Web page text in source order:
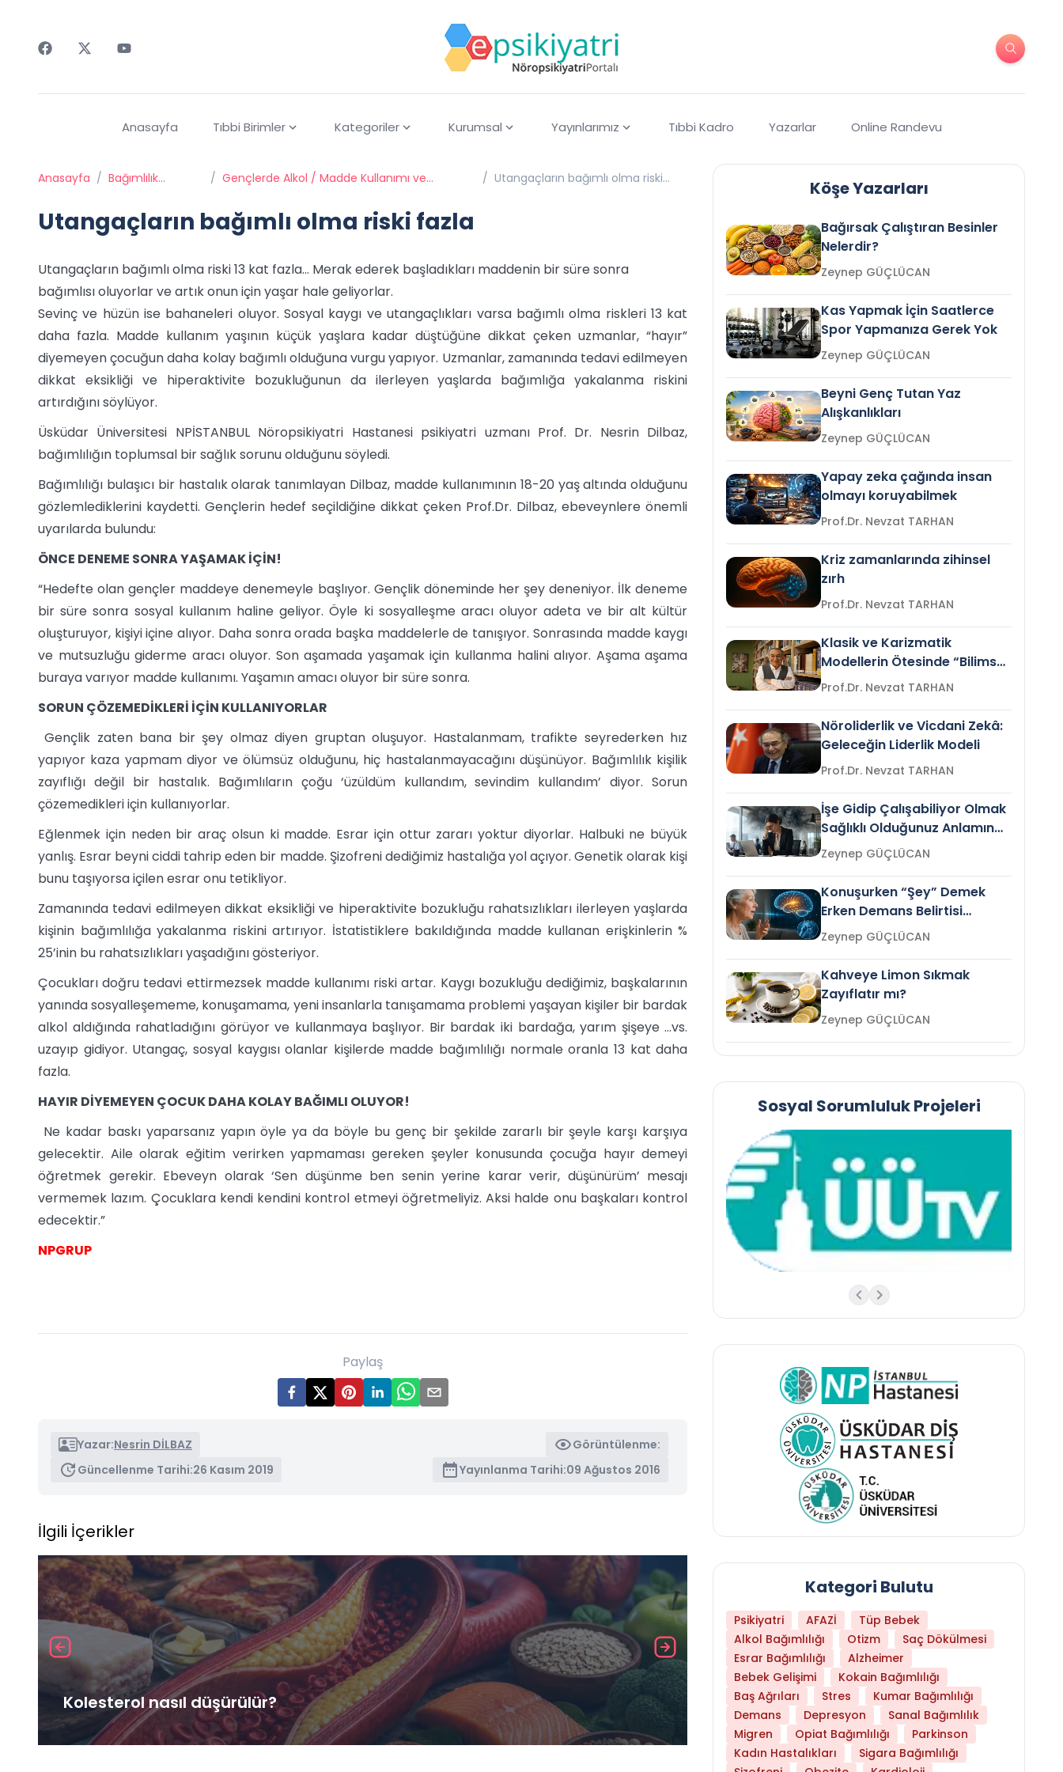
Anasayfa Tıbbi Birimler Kategoriler Kurumsal Yayınlarımız Tıbbi Kadro Yazarlar Online Randevu
Anasayfa / Bağımlılık
/ Gençlerde Alkol / Madde Kullanımı ve
/ Utangaçların bağımlı olma riski
Utangaçların bağımlı olma riski fazla
Utangaçların bağımlı olma riski 13 kat fazla… Merak ederek başladıkları maddenin bir süre sonra
bağımlısı oluyorlar ve artık onun için yaşar hale geliyorlar.
Sevinç ve hüzün ise bahaneleri oluyor. Sosyal kaygı ve utangaçlıkları varsa bağımlı olma riskleri 13 kat
daha fazla. Madde kullanım yaşının küçük yaşlara kadar düştüğüne dikkat çeken uzmanlar, “hayır”
diyemeyen çocuğun daha kolay bağımlı olduğuna vurgu yapıyor. Uzmanlar, zamanında tedavi edilmeyen
dikkat eksikliği ve hiperaktivite bozukluğunun da ilerleyen yaşlarda bağımlığa yakalanma riskini
artırdığını söylüyor.
Üsküdar Üniversitesi NPİSTANBUL Nöropsikiyatri Hastanesi psikiyatri uzmanı Prof. Dr. Nesrin Dilbaz,
bağımlılığın toplumsal bir sağlık sorunu olduğunu söyledi.
Bağımlılığı bulaşıcı bir hastalık olarak tanımlayan Dilbaz, madde kullanımının 18-20 yaş altında olduğunu
gözlemlediklerini kaydetti. Gençlerin hedef seçildiğine dikkat çeken Prof.Dr. Dilbaz, ebeveynlere önemli
uyarılarda bulundu:
ÖNCE DENEME SONRA YAŞAMAK İÇİN!
“Hedefte olan gençler maddeye denemeyle başlıyor. Gençlik döneminde her şey deneniyor. İlk deneme
bir süre sonra sosyal kullanım haline geliyor. Öyle ki sosyalleşme aracı oluyor adeta ve bir alt kültür
oluşturuyor, kişiyi içine alıyor. Daha sonra orada başka maddelerle de tanışıyor. Sonrasında madde kaygı
ve mutsuzluğu giderme aracı oluyor. Son aşamada yaşamak için kullanma halini alıyor. Aşama aşama
buraya varıyor madde kullanımı. Yaşamın amacı oluyor bir süre sonra.
SORUN ÇÖZEMEDİKLERİ İÇİN KULLANIYORLAR
Gençlik zaten bana bir şey olmaz diyen gruptan oluşuyor. Hastalanmam, trafikte seyrederken hız
yapıyor kaza yapmam diyor ve ölümsüz olduğunu, hiç hastalanmayacağını düşünüyor. Bağımlılık kişilik
zayıflığı değil bir hastalık. Bağımlıların çoğu ‘üzüldüm kullandım, sevindim kullandım’ diyor. Sorun
çözemedikleri için kullanıyorlar.
Eğlenmek için neden bir araç olsun ki madde. Esrar için ottur zararı yoktur diyorlar. Halbuki ne büyük
yanlış. Esrar beyni ciddi tahrip eden bir madde. Şizofreni dediğimiz hastalığa yol açıyor. Genetik olarak kişi
bunu taşıyorsa içilen esrar onu tetikliyor.
Zamanında tedavi edilmeyen dikkat eksikliği ve hiperaktivite bozukluğu rahatsızlıkları ilerleyen yaşlarda
kişinin bağımlılığa yakalanma riskini artırıyor. İstatistiklere bakıldığında madde kullanan erişkinlerin %
25’inin bu rahatsızlıkları yaşadığını gösteriyor.
Çocukları doğru tedavi ettirmezsek madde kullanımı riski artar. Kaygı bozukluğu dediğimiz, başkalarının
yanında sosyalleşememe, konuşamama, yeni insanlarla tanışamama problemi yaşayan kişiler bir bardak
alkol aldığında rahatladığını görüyor ve kullanmaya başlıyor. Bir bardak iki bardağa, yarım şişeye …vs.
uzayıp gidiyor. Utangaç, sosyal kaygısı olanlar kişilerde madde bağımlılığı normale oranla 13 kat daha
fazla.
HAYIR DİYEMEYEN ÇOCUK DAHA KOLAY BAĞIMLI OLUYOR!
Ne kadar baskı yaparsanız yapın öyle ya da böyle bu genç bir şekilde zararlı bir şeyle karşı karşıya
gelecektir. Aile olarak eğitim verirken yapmaması gereken şeyler konusunda çocuğa hayır demeyi
öğretmek gerekir. Ebeveyn olarak ‘Sen düşünme ben senin yerine karar verir, düşünürüm’ mesajı
vermemek lazım. Çocuklara kendi kendini kontrol etmeyi öğretmeliyiz. Aksi halde onu başkaları kontrol
edecektir.”
NPGRUP
Paylaş
Yazar:Nesrin DİLBAZ
Görüntülenme:
Güncellenme Tarihi:26 Kasım 2019 Yayınlanma Tarihi:09 Ağustos 2016
İlgili İçerikler
Kolesterol nasıl düşürülür? Daha Az Protein Tüketmek Yaşlanmayı
Köşe Yazarları
Bağırsak Çalıştıran Besinler
Nelerdir?
Zeynep GÜÇLÜCAN
Kas Yapmak İçin Saatlerce
Spor Yapmanıza Gerek Yok
Zeynep GÜÇLÜCAN
Beyni Genç Tutan Yaz
Alışkanlıkları
Zeynep GÜÇLÜCAN
Yapay zeka çağında insan
olmayı koruyabilmek
Prof.Dr. Nevzat TARHAN
Kriz zamanlarında zihinsel
zırh
Prof.Dr. Nevzat TARHAN
Klasik ve Karizmatik
Modellerin Ötesinde “Bilimsel
Liderlik”
Prof.Dr. Nevzat TARHAN
Nöroliderlik ve Vicdani Zekâ:
Geleceğin Liderlik Modeli
Prof.Dr. Nevzat TARHAN
İşe Gidip Çalışabiliyor Olmak
Sağlıklı Olduğunuz Anlamına
Gelir mi?Zeynep GÜÇLÜCAN
Konuşurken “Şey” Demek
Erken Demans Belirtisi
Olabilir mi?Zeynep GÜÇLÜCAN
Kahveye Limon Sıkmak
Zayıflatır mı?
Zeynep GÜÇLÜCAN
Sosyal Sorumluluk Projeleri
Kategori Bulutu
Psikiyatri AFAZİ
Tüp Bebek
Alkol Bağımlılığı
Otizm
Saç Dökülmesi
Esrar Bağımlılığı
Alzheimer
Bebek Gelişimi
Kokain Bağımlılığı
Baş Ağrıları
Stres
Kumar Bağımlılığı
Demans
Depresyon
Sanal Bağımlılık
Migren
Opiat Bağımlılığı
Parkinson
Kadın Hastalıkları
Sigara Bağımlılığı